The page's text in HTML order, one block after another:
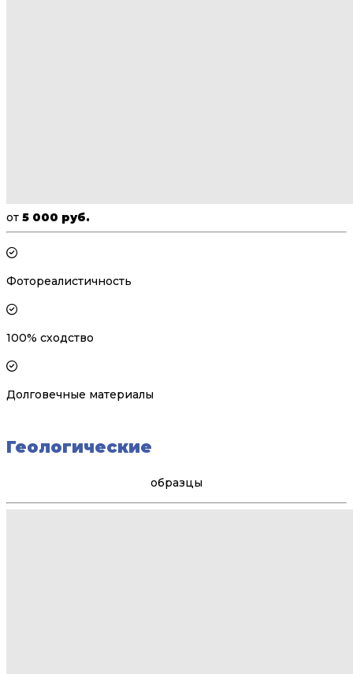
от 5 000 руб.
Фотореалистичность
100% сходство
Долговечные материалы
Геологические
образцы